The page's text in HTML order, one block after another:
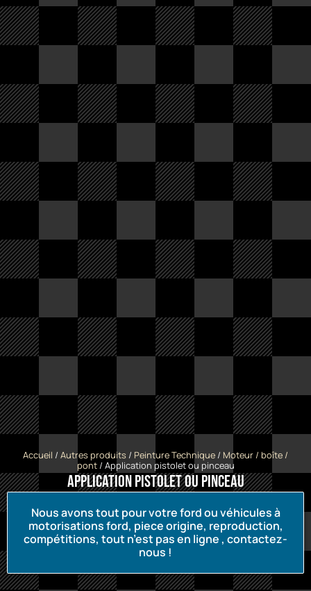
Accueil / Autres produits / Peinture Technique / Moteur / boîte /
pont/ Application pistolet ou pinceau
Application pistolet ou pinceau
Nous avons tout pour votre ford ou véhicules à
motorisations ford, piece origine, reproduction,
compétitions, tout n’est pas en ligne , contactez-
nous !